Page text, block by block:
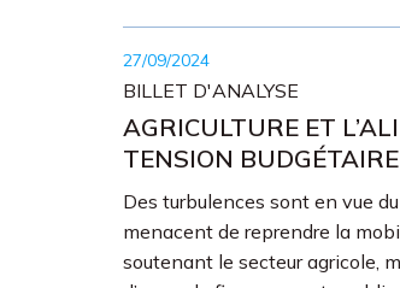
27/09/2024
BILLET D'ANALYSE
AGRICULTURE ET
TENSION
Des turbulences sont en vue
menacent de reprendre la
soutenant le secteur agricole,